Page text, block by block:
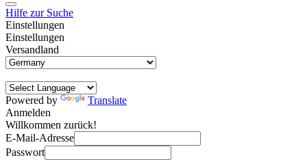
Hilfe zur Suche
Einstellungen
Einstellungen
Versandland
Powered by
Translate
Anmelden
Willkommen zurück!
E-Mail-Adresse
Passwort